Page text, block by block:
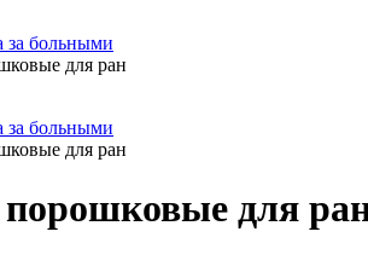
за больными
для ран
за больными
для ран
для